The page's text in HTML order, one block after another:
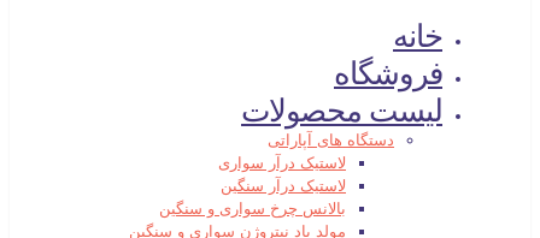
خانه
فروشگاه
لیست محصولات
دستگاه های آپاراتی
لاستیک درآر سواری
لاستیک درآر سنگین
بالانس چرخ سواری و سنگین
مولد باد نیتروژن سواری و سنگین